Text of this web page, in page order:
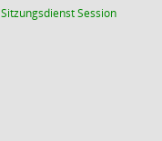
SitzungsdienstSession(Wird in